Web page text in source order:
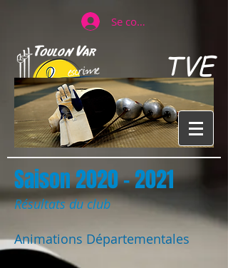
Se connecter
TVE
TOULON VAR ESCRIME
Saison2020 - 2021
Résultats du club
Animations Départementales